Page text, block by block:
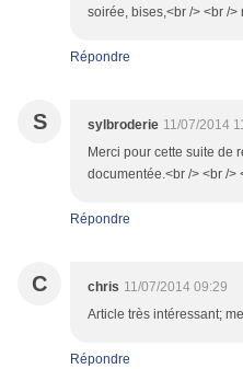
soirée, bises,<br /> <br />
Répondre
S sylbroderie 11/07/2014
Merci pour cette suite de
documentée.<br /> <br />
Répondre
C chris 11/07/2014 09:29
Article très intéressant;
Répondre